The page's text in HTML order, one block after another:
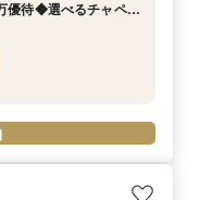
優待◆選べるチャペル
など豪華4万試食付